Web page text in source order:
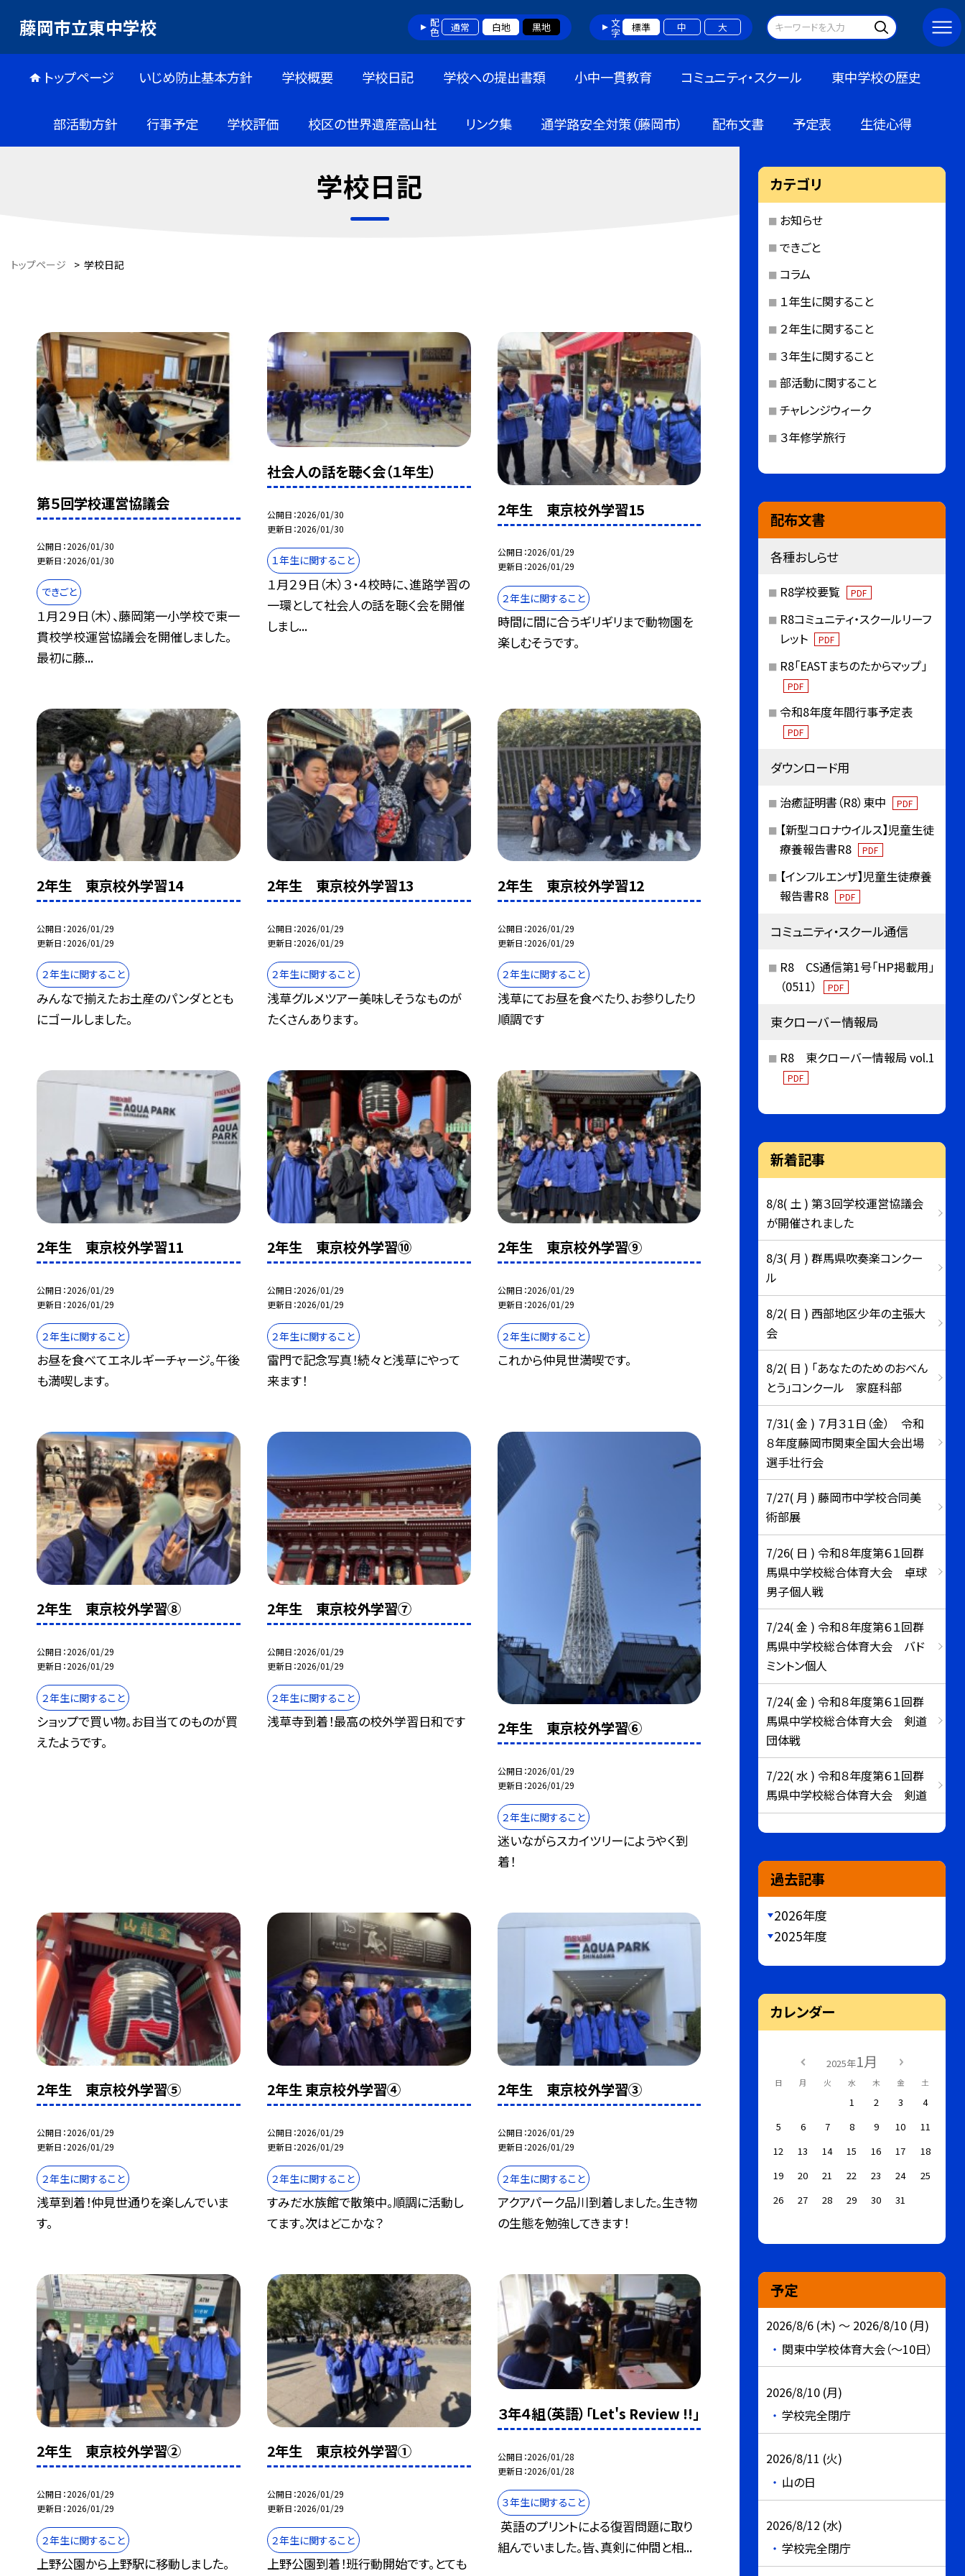
藤岡市立東中学校 配色 通常 白地 黒地 文字 標準 中 大
トップページ いじめ防止基本方針 学校概要 学校日記 学校への提出書類 小中一貫教育 コミュニティ・スクール 東中学校の歴史
部活動方針 行事予定 学校評価 校区の世界遺産高山社 リンク集 通学路安全対策（藤岡市） 配布文書 予定表 生徒心得
学校日記
トップページ > 学校日記
第５回学校運営協議会
公開日 2026/01/30
更新日 2026/01/30
できごと
１月２９日（木）、藤岡第一小学校で東一
貫校学校運営協議会を開催しました。
最初に藤...
社会人の話を聴く会（１年生）
公開日 2026/01/30
更新日 2026/01/30
１年生に関すること
１月２９日（木）３・４校時に、進路学習の
一環として社会人の話を聴く会を開催
しまし...
2年生 東京校外学習15
公開日 2026/01/29
更新日 2026/01/29
２年生に関すること
時間に間に合うギリギリまで動物園を
楽しむそうです。
2年生 東京校外学習14
公開日 2026/01/29
更新日 2026/01/29
２年生に関すること
みんなで揃えたお土産のパンダととも
にゴールしました。
2年生 東京校外学習13
公開日 2026/01/29
更新日 2026/01/29
２年生に関すること
浅草グルメツアー美味しそうなものが
たくさんあります。
2年生 東京校外学習12
公開日 2026/01/29
更新日 2026/01/29
２年生に関すること
浅草にてお昼を食べたり、お参りしたり
順調です
2年生 東京校外学習11
公開日 2026/01/29
更新日 2026/01/29
２年生に関すること
お昼を食べてエネルギーチャージ。午後
も満喫します。
2年生 東京校外学習⑩
公開日 2026/01/29
更新日 2026/01/29
２年生に関すること
雷門で記念写真！続々と浅草にやって
来ます！
2年生 東京校外学習⑨
公開日 2026/01/29
更新日 2026/01/29
２年生に関すること
これから仲見世満喫です。
2年生 東京校外学習⑧
公開日 2026/01/29
更新日 2026/01/29
２年生に関すること
ショップで買い物。お目当てのものが買
えたようです。
2年生 東京校外学習⑦
公開日 2026/01/29
更新日 2026/01/29
２年生に関すること
浅草寺到着！最高の校外学習日和です 2年生 東京校外学習⑥
公開日 2026/01/29
更新日 2026/01/29
２年生に関すること
迷いながらスカイツリーにようやく到
着！
2年生 東京校外学習⑤
公開日 2026/01/29
更新日 2026/01/29
２年生に関すること
浅草到着！仲見世通りを楽しんでいま
す。
2年生 東京校外学習④
公開日 2026/01/29
更新日 2026/01/29
２年生に関すること
すみだ水族館で散策中。順調に活動し
てます。次はどこかな？
2年生 東京校外学習③
公開日 2026/01/29
更新日 2026/01/29
２年生に関すること
アクアパーク品川到着しました。生き物
の生態を勉強してきます！
2年生 東京校外学習②
公開日 2026/01/29
更新日 2026/01/29
２年生に関すること
上野公園から上野駅に移動しました。
2年生 東京校外学習①
公開日 2026/01/29
更新日 2026/01/29
２年生に関すること
上野公園到着！班行動開始です。とても
３年４組（英語）「Let's Review !!」
公開日 2026/01/28
更新日 2026/01/28
３年生に関すること
英語のプリントによる復習問題に取り
組んでいました。皆、真剣に仲間と相...
カテゴリ
お知らせ
できごと
コラム
１年生に関すること
２年生に関すること
３年生に関すること
部活動に関すること
チャレンジウィーク
３年修学旅行
配布文書
各種おしらせ
R8学校要覧 PDF
R8コミュニティ・スクールリーフ
レット
PDF
R8「EASTまちのたからマップ」
PDF
令和8年度年間行事予定表
PDF
ダウンロード用
治癒証明書（R8）東中 PDF
【新型コロナウイルス】児童生徒
療養報告書R8
PDF
【インフルエンザ】児童生徒療養
報告書R8
PDF
コミュニティ・スクール通信
R8 CS通信第1号「HP掲載用」
（0511）
PDF
東クローバー情報局
R8 東クローバー情報局 vol.1
PDF
新着記事
8/8( 土 ) 第３回学校運営協議会
が開催されました
8/3( 月 ) 群馬県吹奏楽コンクー
ル
8/2( 日 ) 西部地区少年の主張大
会
8/2( 日 ) 「あなたのためのおべん
とう」コンクール 家庭科部
7/31( 金 ) ７月３１日（金） 令和
８年度藤岡市関東全国大会出場
選手壮行会
7/27( 月 ) 藤岡市中学校合同美
術部展
7/26( 日 ) 令和８年度第６１回群
馬県中学校総合体育大会 卓球
男子個人戦
7/24( 金 ) 令和８年度第６１回群
馬県中学校総合体育大会 バド
ミントン個人
7/24( 金 ) 令和８年度第６１回群
馬県中学校総合体育大会 剣道
団体戦
7/22( 水 ) 令和８年度第６１回群
馬県中学校総合体育大会 剣道
過去記事
2026年度
2025年度
カレンダー
2025年1月
日 月 火 水 木 金 土
1 2 3
4
5
6 7 8 9 10
11
12
13 14 15 16 17
18
19
20 21 22 23 24
25
26
27 28 29 30 31
予定
2026/8/6 (木) ～ 2026/8/10 (月)
関東中学校体育大会（～10日）
2026/8/10 (月)
学校完全閉庁
2026/8/11 (火)
山の日
2026/8/12 (水)
学校完全閉庁